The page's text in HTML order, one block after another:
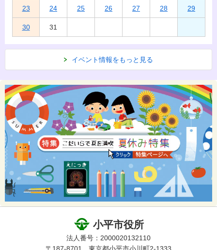
23 24 25 26 27 28 29
30 31
イベント情報をもっと見る
小平市役所
法人番号：2000020132110